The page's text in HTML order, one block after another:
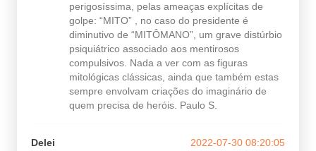
perigosíssima, pelas ameaças explícitas de
golpe: “MITO” , no caso do presidente é
diminutivo de “MITÔMANO”, um grave distúrbio
psiquiátrico associado aos mentirosos
compulsivos. Nada a ver com as figuras
mitológicas clássicas, ainda que também estas
sempre envolvam criações do imaginário de
quem precisa de heróis. Paulo S.
Delei
2022-07-30 08:20:05